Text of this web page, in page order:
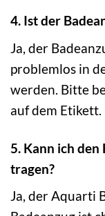
4. Ist der
Ja, der
problemlos in
werden. Bitte
auf dem Etikett.
5. Kann ich den
tragen?
Ja, der Aquarti